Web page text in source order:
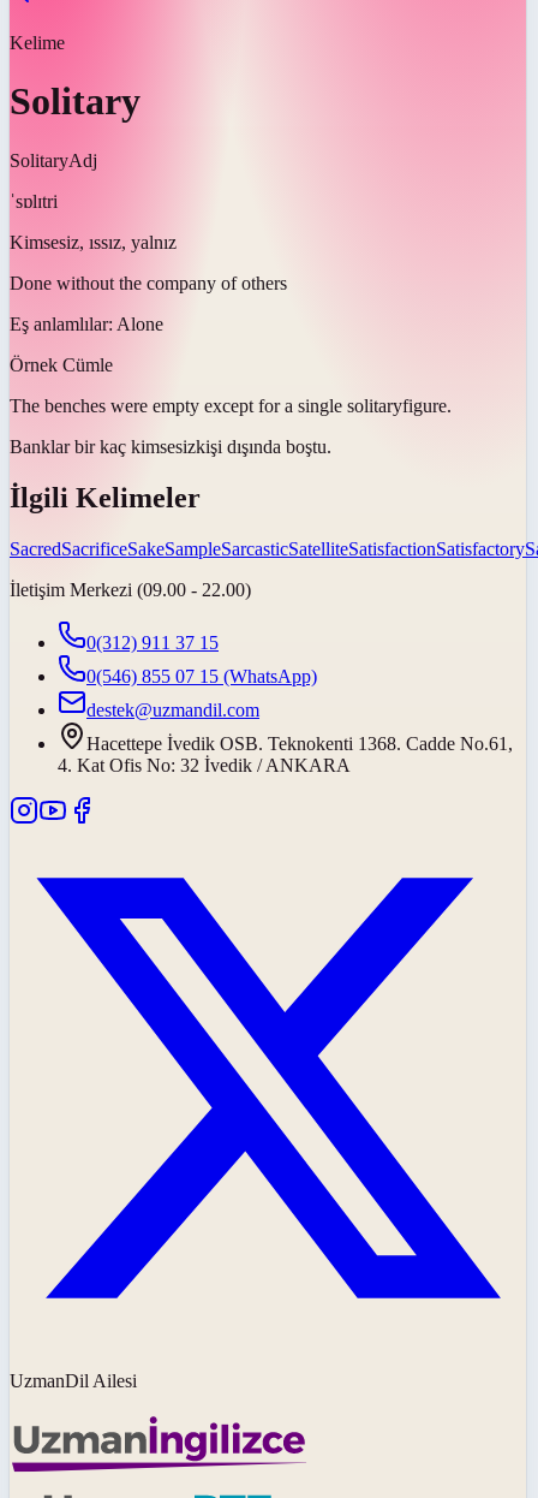
Kelime
Solitary
SolitaryAdj
ˈsɒlɪtri
Kimsesiz, ıssız, yalnız
Done without the company of others
Eş anlamlılar: Alone
Örnek Cümle
The benches were empty except for a single solitaryfigure.
Banklar bir kaç kimsesizkişi dışında boştu.
İlgili Kelimeler
SacredSacrificeSakeSampleSarcasticSatelliteSatisfactionSatisfactory
İletişim Merkezi (09.00 - 22.00)
0(312) 911 37 15
0(546) 855 07 15 (WhatsApp)
destek@uzmandil.com
Hacettepe İvedik OSB. Teknokenti 1368. Cadde No.61,
4. Kat Ofis No: 32 İvedik / ANKARA
UzmanDil Ailesi